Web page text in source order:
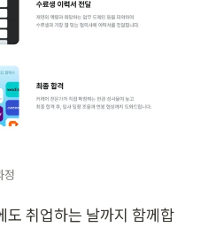
정
도 취업하는 날까지 함께합